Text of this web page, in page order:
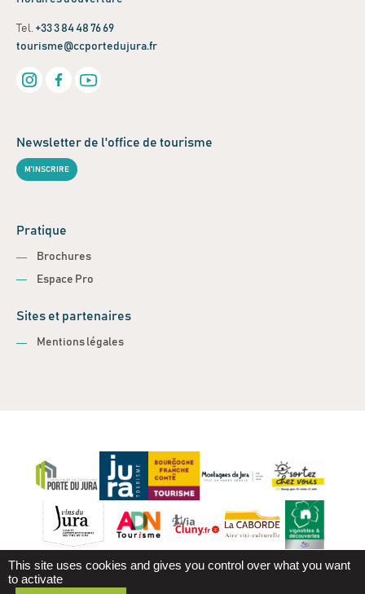
Tel. +33 3 84 48 76 69
tourisme@ccportedujura.fr
Newsletter de l'office de tourisme
M'INSCRIRE
Pratique
Brochures
Espace Pro
Sites et partenaires
Mentions légales
This site uses cookies and gives you control over what you want
to activate